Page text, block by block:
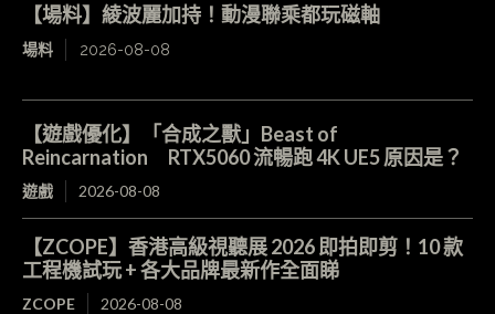
【場料】綾波麗加持！動漫聯乘都玩磁軸
場料 2026-08-08
【遊戲優化】「合成之獸」Beast of
Reincarnation RTX5060 流暢跑 4K UE5 原因是？
遊戲 2026-08-08
【ZCOPE】香港高級視聽展 2026 即拍即剪！10 款
工程機試玩 + 各大品牌最新作全面睇
ZCOPE 2026-08-08